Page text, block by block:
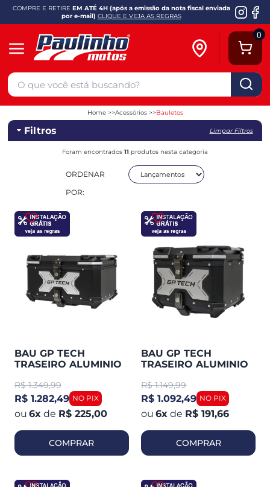
COMPRE E RETIRE EM ATÉ 4H (após a emissão da nota fiscal enviada
por e-mail) CLIQUE E VEJA AS REGRAS
0
Home Acessórios Bauletos
Filtros Limpar Filtros
Foram encontrados 11 produtos nesta categoria
ORDENAR
POR:
BAU GP TECH
TRASEIRO ALUMINIO
R$ 1.349,99
R$ 1.282,49
6x de R$ 225,00
COMPRAR
BAU GP TECH
TRASEIRO ALUMINIO
R$ 1.149,99
R$ 1.092,49
6x de R$ 191,66
COMPRAR